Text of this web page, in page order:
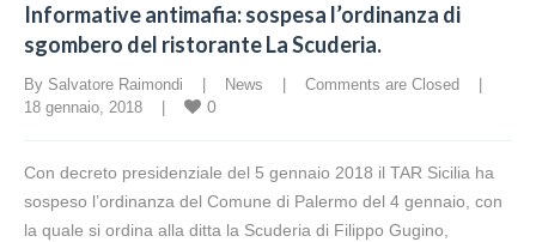
Informative antimafia: sospesa l’ordinanza di
sgombero del ristorante La Scuderia.
By Salvatore Raimondi    | News Comments are Closed
18 gennaio, 2018    |
0
Con decreto presidenziale del 5 gennaio 2018 il TAR Sicilia ha
sospeso l’ordinanza del Comune di Palermo del 4 gennaio, con
la quale si ordina alla ditta la Scuderia di Filippo Gugino,